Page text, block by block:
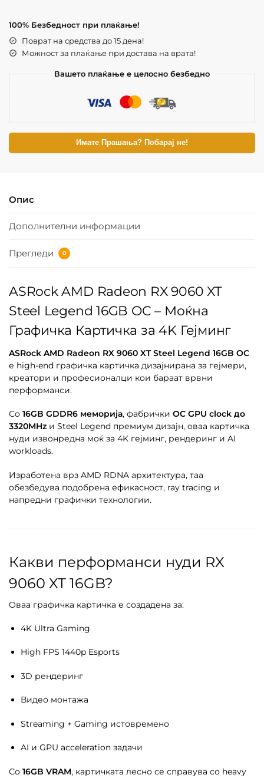
100% Безбедност при плаќање!
Поврат на средства до 15 дена!
Можност за плаќање при достава на врата!
Вашето плаќање е целосно безбедно
Имате Прашања? Побарај не!
Опис
Дополнителни информации
Прегледи 0
ASRock AMD Radeon RX 9060 XT
Steel Legend 16GB OC – Моќна
Графичка Картичка за 4K Гејминг
ASRock AMD Radeon RX 9060 XT Steel Legend 16GB OC
е high-end графичка картичка дизајнирана за гејмери,
креатори и професионалци кои бараат врвни
перформанси.
Со 16GB GDDR6 меморија, фабрички OC GPU clock до
3320MHz и Steel Legend премиум дизајн, оваа картичка
нуди извонредна моќ за 4K гејминг, рендеринг и AI
workloads.
Изработена врз AMD RDNA архитектура, таа
обезбедува подобрена ефикасност, ray tracing и
напредни графички технологии.
Какви перформанси нуди RX
9060 XT 16GB?
Оваа графичка картичка е создадена за:
4K Ultra Gaming
High FPS 1440p Esports
3D рендеринг
Видео монтажа
Streaming + Gaming истовремено
AI и GPU acceleration задачи
Со 16GB VRAM, картичката лесно се справува со heavy